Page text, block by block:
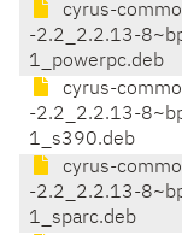
cyrus-
-2.2_2.2.13-
1_powerpc.deb
cyrus-
-2.2_2.2.13-
1_s390.deb
cyrus-
-2.2_2.2.13-
1_sparc.deb